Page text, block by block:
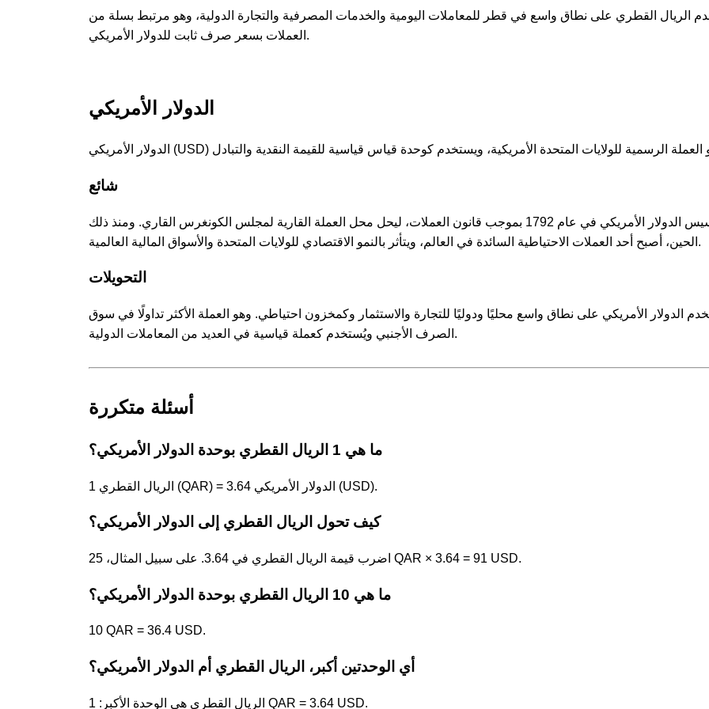
الريال القطري على نطاق واسع في قطر للمعاملات اليومية والخدمات المصرفية والتجارة الدولية، وهو مرتبط بسلة من
العملات بسعر صرف ثابت للدولار الأمريكي.
الدولار الأمريكي
شائع
تم تأسيس الدولار الأمريكي في عام 1792 بموجب قانون العملات، ليحل محل العملة القارية لمجلس الكونغرس القاري. ومنذ ذلك
الحين، أصبح أحد العملات الاحتياطية السائدة في العالم، ويتأثر بالنمو الاقتصادي للولايات المتحدة والأسواق المالية العالمية.
التحويلات
الدولار الأمريكي على نطاق واسع محليًا ودوليًا للتجارة والاستثمار وكمخزون احتياطي. وهو العملة الأكثر تداولًا في سوق
الصرف الأجنبي ويُستخدم كعملة قياسية في العديد من المعاملات الدولية.
أسئلة متكررة
ما هي 1 الريال القطري بوحدة الدولار الأمريكي؟
1 الريال القطري (QAR) = 3.64 الدولار الأمريكي (USD).
كيف تحول الريال القطري إلى الدولار الأمريكي؟
اضرب قيمة الريال القطري في 3.64. على سبيل المثال، 25 QAR × 3.64 = 91 USD.
ما هي 10 الريال القطري بوحدة الدولار الأمريكي؟
10 QAR = 36.4 USD.
أي الوحدتين أكبر، الريال القطري أم الدولار الأمريكي؟
الريال القطري هي الوحدة الأكبر: 1 QAR = 3.64 USD.